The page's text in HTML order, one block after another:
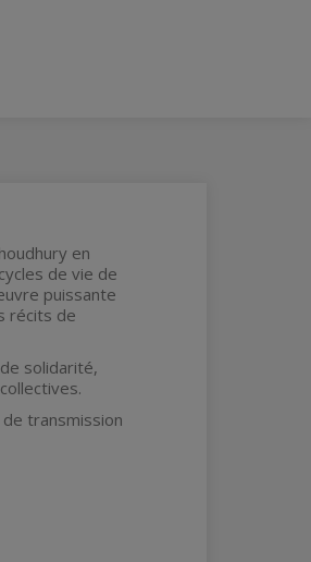
en
de vie de
puissante
récits de
solidarité,
transmission